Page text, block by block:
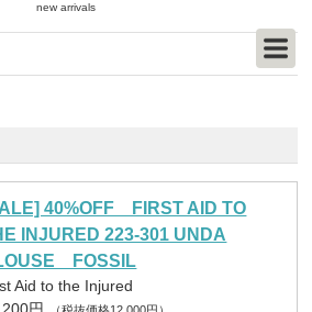
new arrivals
40%OFF FIRST AID TO
INJURED 223-301 UNDA
FOSSIL
Aid to the Injured